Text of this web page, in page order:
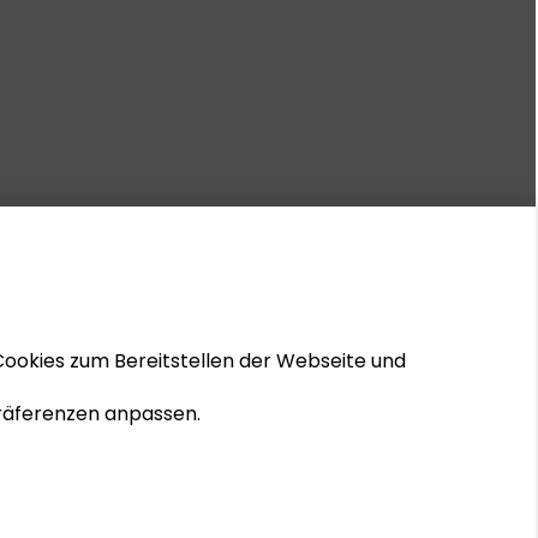
zum Bereitstellen der Webseite und
anpassen.